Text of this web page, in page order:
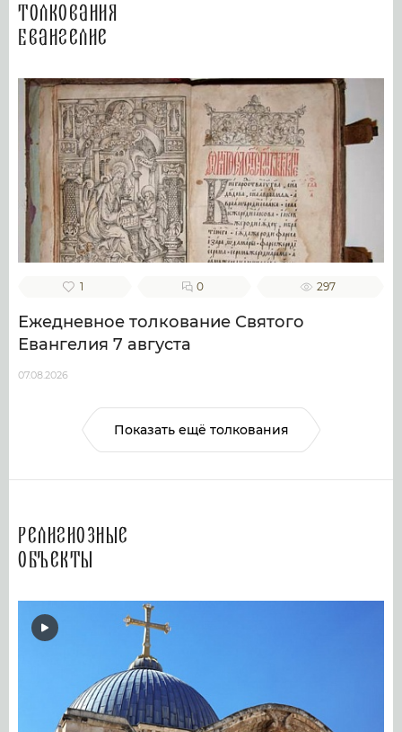
Толкования
Евангелие
1 0 297
Ежедневное толкование Святого
Евангелия 7 августа
07.08.2026
Показать ещё толкования
Религиозные
объекты